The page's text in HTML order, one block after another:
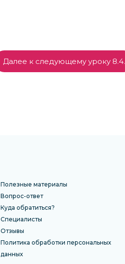
Далее к следующему уроку 8.4.
Полезные материалы
Вопрос-ответ
Куда обратиться?
Специалисты
Отзывы
Политика обработки персональных
данных